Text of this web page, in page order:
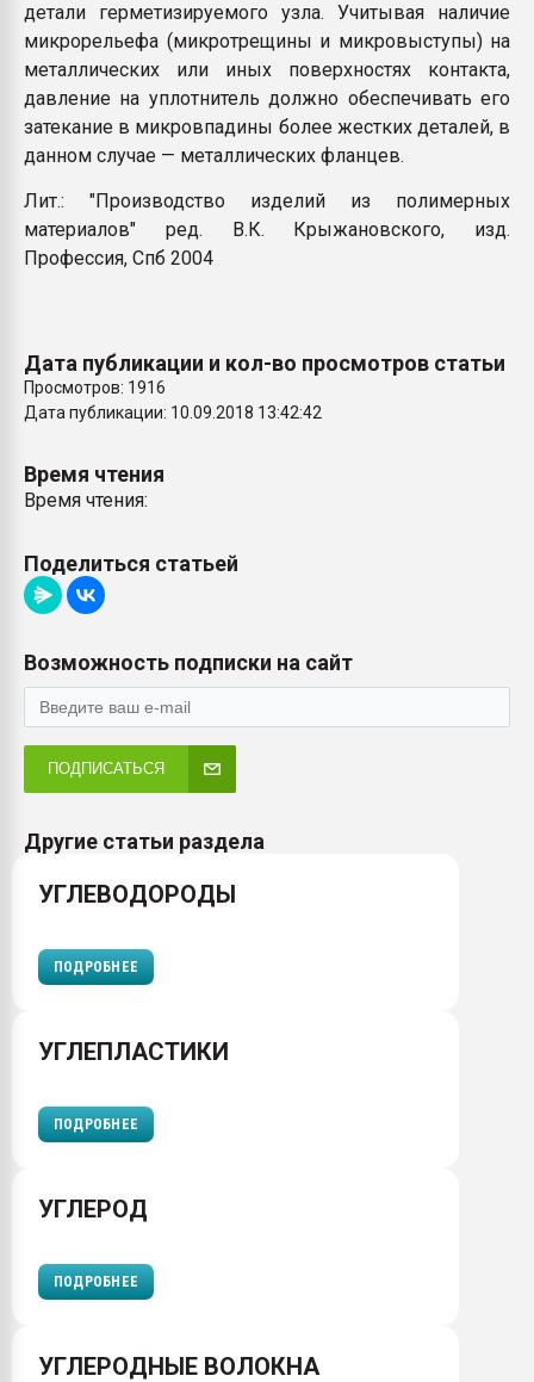
детали герметизируемого узла. Учитывая наличие
микрорельефа (микротрещины и микровыступы) на
металлических или иных поверхностях контакта,
давление на уплотнитель должно обеспечивать его
затекание в микровпадины более жестких деталей, в
данном случае — металлических фланцев.
Лит.: "Производство изделий из полимерных
материалов" ред. В.К. Крыжановского, изд.
Профессия, Спб 2004
Дата публикации и кол-во просмотров статьи
Просмотров: 1916
Дата публикации: 10.09.2018 13:42:42
Время чтения
Время чтения:
Поделиться статьей
Возможность подписки на сайт
ПОДПИСАТЬСЯ
Другие статьи раздела
УГЛЕВОДОРОДЫ
ПОДРОБНЕЕ
УГЛЕПЛАСТИКИ
ПОДРОБНЕЕ
УГЛЕРОД
ПОДРОБНЕЕ
УГЛЕРОДНЫЕ ВОЛОКНА